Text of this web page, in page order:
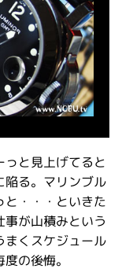
と見上げてると
陥る。マリンブル
と・・・といきた
が山積みという
まくスケジュール
の後悔。